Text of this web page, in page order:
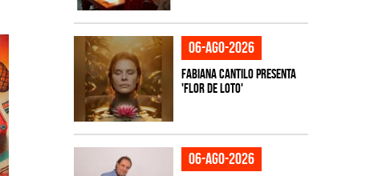
06-ago-2026
Fabiana Cantilo presenta
'Flor de Loto'
06-ago-2026